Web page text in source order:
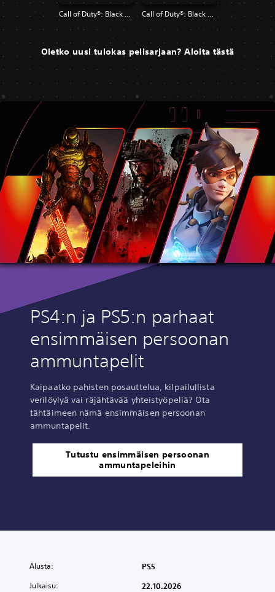
Call of Duty®: Black Ops Call of Duty®: Black Ops II
Oletko uusi tulokas pelisarjaan? Aloita tästä
PS4:n ja PS5:n parhaat
ensimmäisen persoonan
ammuntapelit
Kaipaatko pahisten posauttelua, kilpailullista
verilöylyä vai räjähtävää yhteistyöpeliä? Ota
tähtäimeen nämä ensimmäisen persoonan
ammuntapelit.
Tutustu ensimmäisen persoonan
ammuntapeleihin
Alusta: PS5
Julkaisu: 22.10.2026